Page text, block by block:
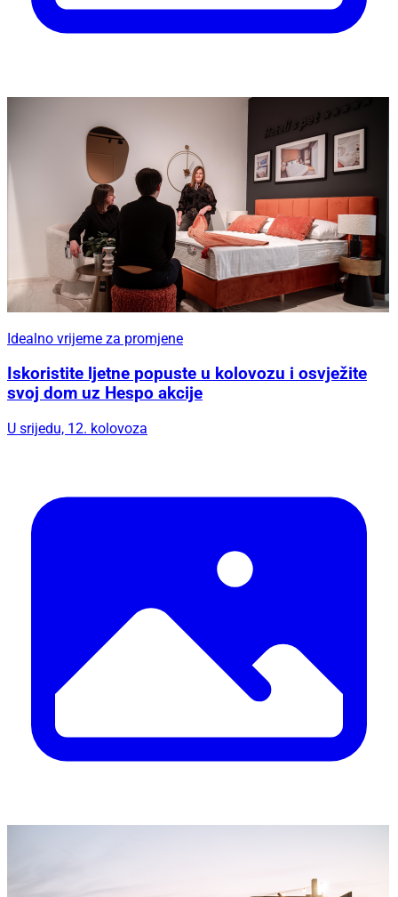
Idealno vrijeme za promjene
Iskoristite ljetne popuste u kolovozu i osvježite
svoj dom uz Hespo akcije
U srijedu, 12. kolovoza